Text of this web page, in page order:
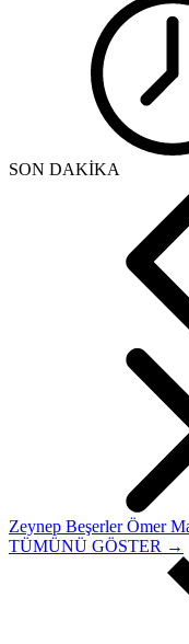
SON DAKİKA
Zeynep Beşerler Ömer
TÜMÜNÜ GÖSTER →